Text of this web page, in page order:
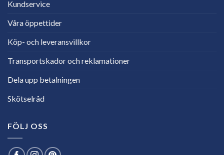
Kundservice
Våra öppettider
Köp- och leveransvillkor
Transportskador och reklamationer
Dela upp betalningen
Skötselråd
FÖLJ OSS